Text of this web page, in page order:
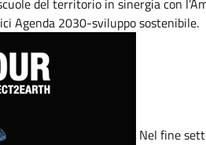
del territorio in sinergia con
Agenda 2030-sviluppo sostenibile.
Nel fine